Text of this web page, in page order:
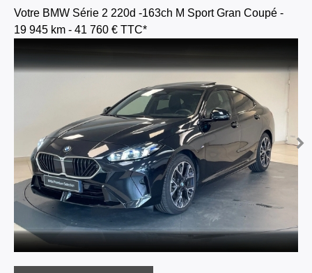
Votre BMW Série 2 220d -163ch M Sport Gran Coupé -
19 945 km - 41 760 € TTC*